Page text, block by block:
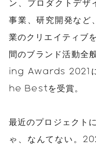
ン、プロダクトデザ
事業、研究開発など
業のクリエイティブ
間のブランド活動
ing Awards 2021
he Bestを受賞。
最近のプロジェクト
ゃ、なんてない。